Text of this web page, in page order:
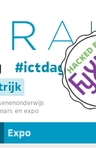
#ictdag32
en expo
Expo